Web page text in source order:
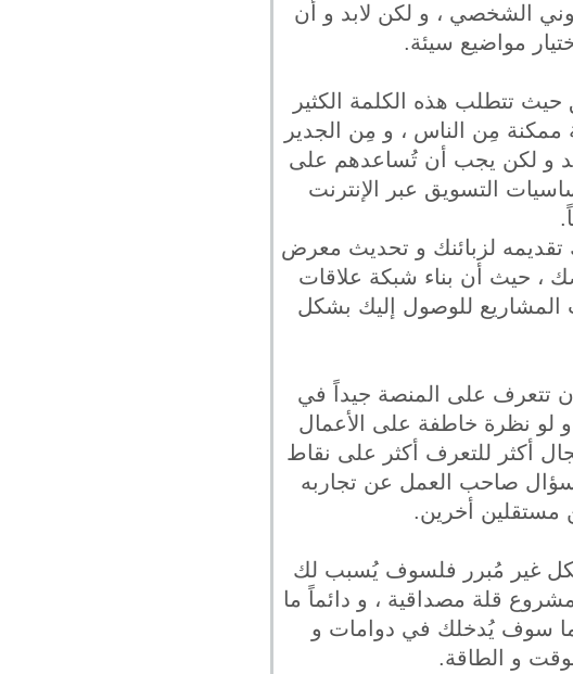
الشخصي ، و لكن لابد و أن
مواضيع سيئة.
تتطلب هذه الكلمة الكثير
مِن الناس ، و مِن الجدير
و لكن يجب أن تُساعدهم على
التسويق عبر الإنترنت
تقديمه لزبائنك و تحديث معرض
، حيث أن بناء شبكة علاقات
للوصول إليك بشكل
تتعرف على المنصة جيداً في
لو نظرة خاطفة على الأعمال
أكثر للتعرف أكثر على نقاط
سؤال صاحب العمل عن تجاربه
مستقلين أخرين.
غير مُبرر فلسوف يُسبب لك
قلة مصداقية ، و دائماً ما
سوف يُدخلك في دوامات و
و الطاقة.